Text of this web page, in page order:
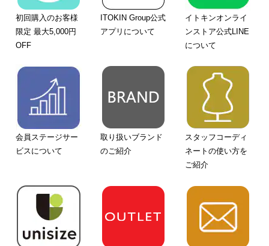
初回購入のお客様
限定 最大5,000円
OFF
ITOKIN Group公式
アプリについて
イトキンオンライ
ンストア公式LINE
について
会員ステージサー
ビスについて
取り扱いブランド
のご紹介
スタッフコーディ
ネートの使い方を
ご紹介